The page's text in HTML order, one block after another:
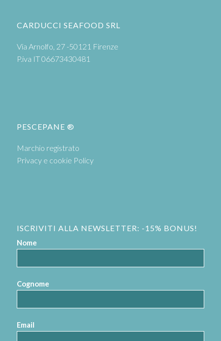
CARDUCCI SEAFOOD SRL
Via Arnolfo, 27 -50121 Firenze
P.iva IT 06673430481
PESCEPANE ®
Marchio registrato
Privacy e cookie Policy
ISCRIVITI ALLA NEWSLETTER: -15% BONUS!
Nome
Cognome
Email